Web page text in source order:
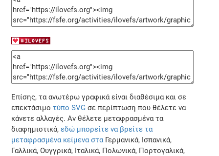
Επίσης, τα ανωτέρω γραφικά είναι διαθέσιμα και σε
επεκτάσιμοτύπο SVGσε περίπτωση που θέλετε να
κάνετε αλλαγές. Αν θέλετε μεταφρασμένα τα
διαφημιστικά,εδώ μπορείτε να βρείτε τα
μεταφρασμένα κείμενα σταΓερμανικά, Ισπανικά,
Γαλλικά, Ουγγρικά, Ιταλικά, Πολωνικά, Πορτογαλικά,